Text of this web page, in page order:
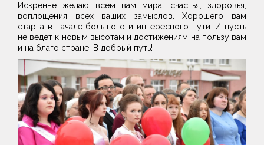
Искренне желаю всем вам мира, счастья, здоровья,
воплощения всех ваших замыслов. Хорошего вам
старта в начале большого и интересного пути. И пусть
не ведет к новым высотам и достижениям на пользу вам
и на благо стране. В добрый путь!